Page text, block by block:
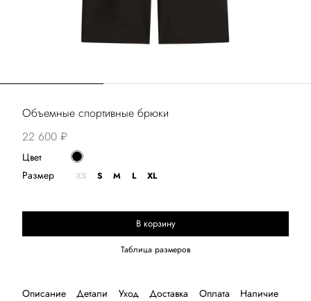
Объемные спортивные брюки
22 600 ₽
Цвет
В корзину
Выберите размер
Таблица размеров
Размер XS S M L XL
Описание Детали Уход Доставка Оплата Наличие